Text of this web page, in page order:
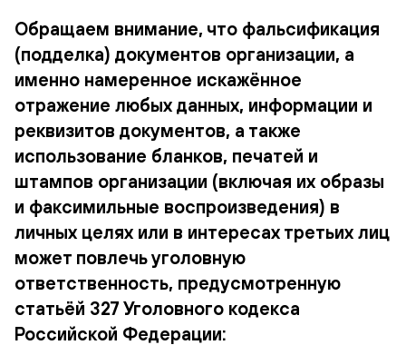
Обращаем внимание, что фальсификация
(подделка) документов организации, а
именно намеренное искажённое
отражение любых данных, информации и
реквизитов документов, а также
использование бланков, печатей и
штампов организации (включая их образы
и факсимильные воспроизведения) в
личных целях или в интересах третьих лиц
может повлечь уголовную
ответственность, предусмотренную
статьёй 327 Уголовного кодекса
Российской Федерации: